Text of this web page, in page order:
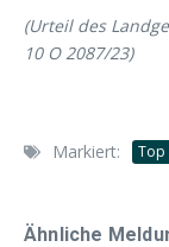
(Urteil des
10 O 2087/23)
Markiert: Top
Ähnliche